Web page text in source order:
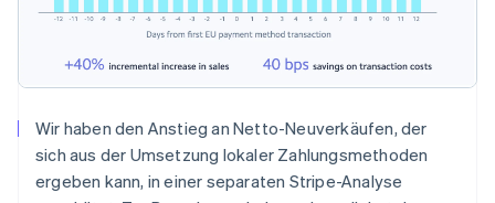
Wir haben den Anstieg an Netto-Neuverkäufen, der
sich aus der Umsetzung lokaler Zahlungsmethoden
ergeben kann, in einer separaten Stripe-Analyse